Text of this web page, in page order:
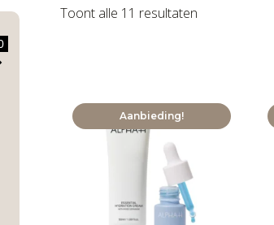
Toont alle 11 resultaten
Aanbieding!